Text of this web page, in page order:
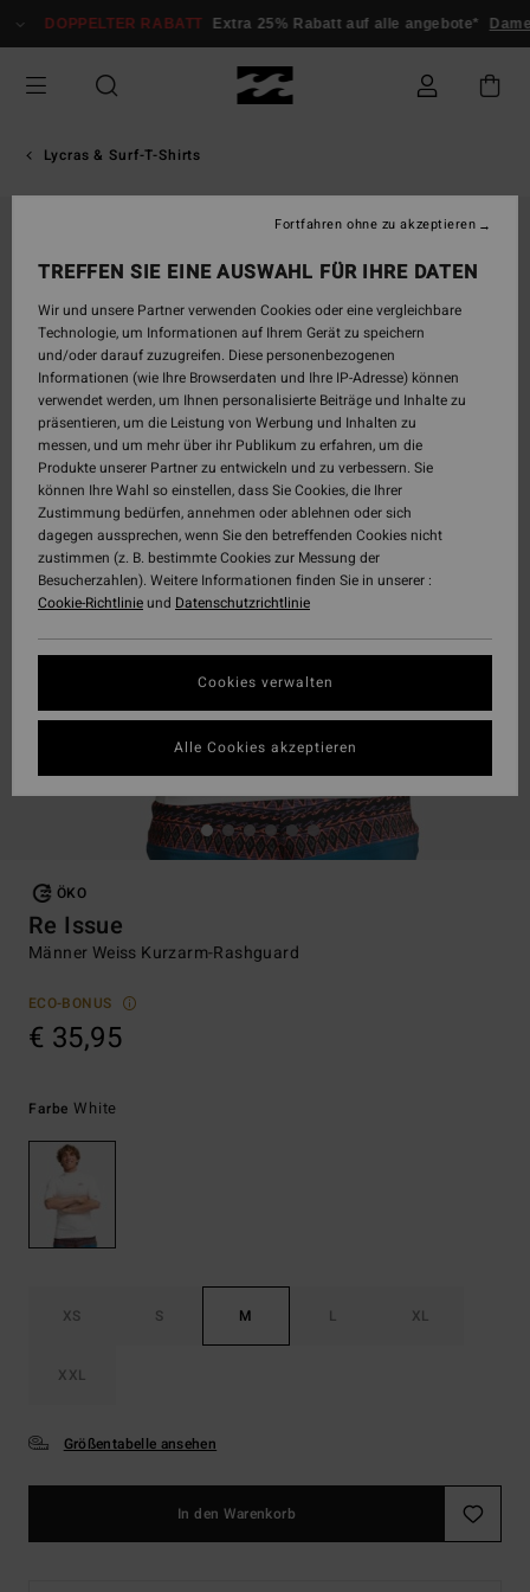
zur
springen
DOPPELTER RABATT Extra 25% Rabatt auf alle angebote* Damen
Lycras & Surf-T-Shirts
ÖKO
Re Issue
Männer Weiss Kurzarm-Rashguard
ECO-BONUS
€ 35,95
FarbeWhite
XS S M L XL
XXL
Größentabelle ansehen
In den Warenkorb
TREFFEN SIE EINE AUSWAHL FÜR IHRE DATEN
Wir und unsere Partner verwenden Cookies oder eine vergleichbare
Technologie, um Informationen auf Ihrem Gerät zu speichern
und/oder darauf zuzugreifen. Diese personenbezogenen
Informationen (wie Ihre Browserdaten und Ihre IP-Adresse) können
verwendet werden, um Ihnen personalisierte Beiträge und Inhalte zu
präsentieren, um die Leistung von Werbung und Inhalten zu
messen, und um mehr über ihr Publikum zu erfahren, um die
Produkte unserer Partner zu entwickeln und zu verbessern. Sie
können Ihre Wahl so einstellen, dass Sie Cookies, die Ihrer
Zustimmung bedürfen, annehmen oder ablehnen oder sich
dagegen aussprechen, wenn Sie den betreffenden Cookies nicht
zustimmen (z. B. bestimmte Cookies zur Messung der
Besucherzahlen). Weitere Informationen finden Sie in unserer :
Cookie-Richtlinieund Datenschutzrichtlinie
Cookies verwalten
Fortfahren ohne zu akzeptieren
Alle Cookies akzeptieren